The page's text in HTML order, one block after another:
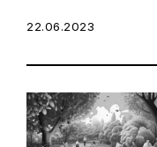
POSTED ON:
22.06.2023